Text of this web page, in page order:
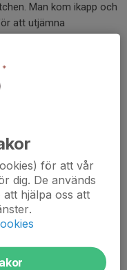
Man kom ikapp och
att utjämna
gav
Jonas Tegnér
slut blev segern enbart
in av Sören Frantz.
I H5N
11-3 så säkrar man
även kvalspel upp
Christian Strömberg
TVÅA I HJ193B
1-3 på bortaplan så är
för att vår
dig. De används
hjälpa oss att